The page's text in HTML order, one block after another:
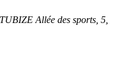
Allée des sports, 5,